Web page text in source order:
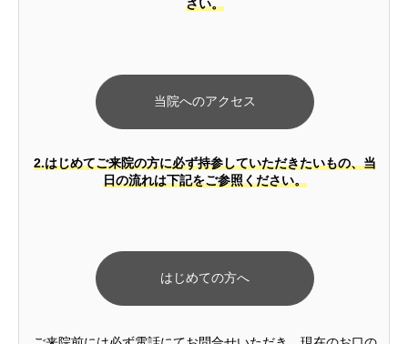
さい。
当院へのアクセス
2.はじめてご来院の方に必ず持参していただきたいもの、当
日の流れは下記をご参照ください。
はじめての方へ